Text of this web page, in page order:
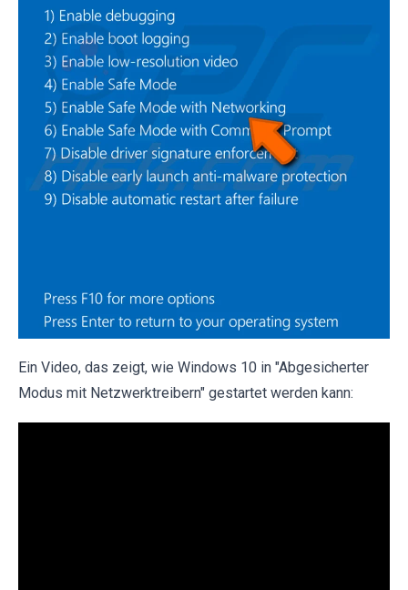
Ein Video, das zeigt, wie Windows 10 in "Abgesicherter
Modus mit Netzwerktreibern" gestartet werden kann: